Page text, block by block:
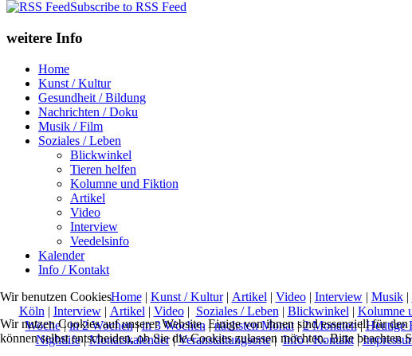
Subscribe to RSS Feed
weitere Info
Home
Kunst / Kultur
Gesundheit / Bildung
Nachrichten / Doku
Musik / Film
Soziales / Leben
Blickwinkel
Tieren helfen
Kolumne und Fiktion
Artikel
Video
Interview
Veedelsinfo
Kalender
Info / Kontakt
Home| Kunst / Kultur| Artikel | Video| Interview| Musik|
Köln | Interview| Artikel | Video| Soziales / Leben | Blickwinkel | Kolumne
Woche|in 2 Wochen|in 3 Wochen |nächsten Monat|2 Monaten|Heutige
Nightlife|Monatskalender|Veranstaltungsorte|Info / Kontakt|
Wir benutzen Cookies
Wir nutzen Cookies auf unserer Website. Einige von ihnen sind essenziell für
können selbst entscheiden, ob Sie die Cookies zulassen möchten. Bitte